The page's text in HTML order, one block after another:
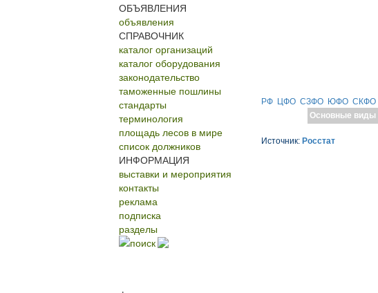
ОБЪЯВЛЕНИЯ
объявления
СПРАВОЧНИК
каталог организаций
каталог оборудования
законодательство
таможенные пошлины
стандарты
терминология
площадь лесов в мире
список должников
ИНФОРМАЦИЯ
выставки и мероприятия
контакты
реклама
подписка
разделы
поиск
РФ ЦФО СЗФО ЮФО СКФО
Основные виды
Источник: Росстат